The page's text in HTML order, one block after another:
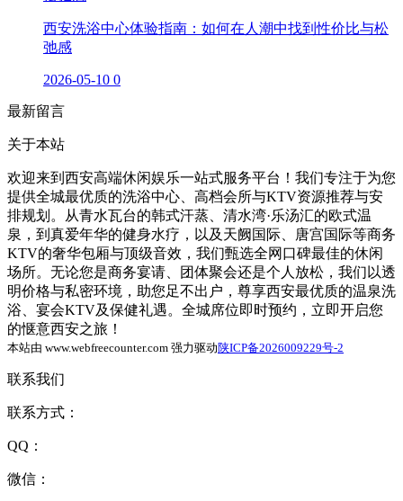
西安洗浴中心体验指南：如何在人潮中找到性价比与松
弛感
2026-05-10 0
最新留言
关于本站
欢迎来到西安高端休闲娱乐一站式服务平台！我们专注于为您
提供全城最优质的洗浴中心、高档会所与KTV资源推荐与安
排规划。从青水瓦台的韩式汗蒸、清水湾·乐汤汇的欧式温
泉，到真爱年华的健身水疗，以及天阙国际、唐宫国际等商务
KTV的奢华包厢与顶级音效，我们甄选全网口碑最佳的休闲
场所。无论您是商务宴请、团体聚会还是个人放松，我们以透
明价格与私密环境，助您足不出户，尊享西安最优质的温泉洗
浴、宴会KTV及保健礼遇。全城席位即时预约，立即开启您
的惬意西安之旅！
本站由 www.webfreecounter.com 强力驱动陕ICP备2026009229号-2
联系我们
联系方式：
QQ：
微信：